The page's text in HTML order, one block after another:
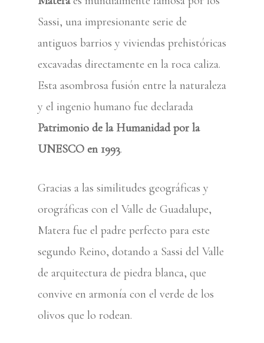
Sassi, una impresionante serie de
antiguos barrios y viviendas prehistóricas
excavadas directamente en la roca caliza.
Esta asombrosa fusión entre la naturaleza
y el ingenio humano fue declarada
Patrimonio de la Humanidad por la
UNESCO en 1993.
Gracias a las similitudes geográficas y
orográficas con el Valle de Guadalupe,
Matera fue el padre perfecto para este
segundo Reino, dotando a Sassi del Valle
de arquitectura de piedra blanca, que
convive en armonía con el verde de los
olivos que lo rodean.